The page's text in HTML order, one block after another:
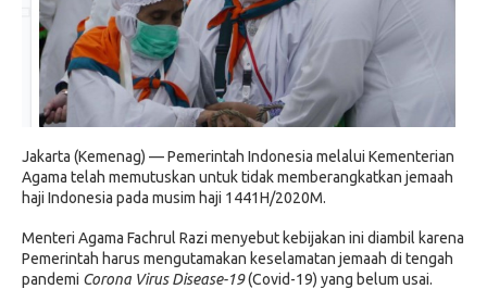
Jakarta (Kemenag) — Pemerintah Indonesia melalui Kementerian
Agama telah memutuskan untuk tidak memberangkatkan jemaah
haji Indonesia pada musim haji 1441H/2020M.
Menteri Agama Fachrul Razi menyebut kebijakan ini diambil karena
Pemerintah harus mengutamakan keselamatan jemaah di tengah
pandemi Corona Virus Disease-19(Covid-19) yang belum usai.